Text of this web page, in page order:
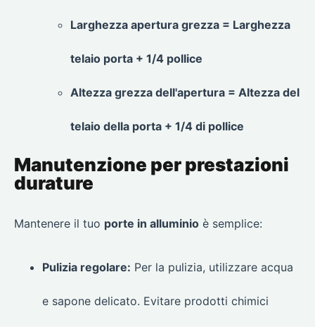
Larghezza apertura grezza = Larghezza
telaio porta + 1/4 pollice
Altezza grezza dell'apertura = Altezza del
telaio della porta + 1/4 di pollice
Manutenzione per prestazioni
durature
Mantenere il tuo porte in alluminio è semplice:
Pulizia regolare: Per la pulizia, utilizzare acqua
e sapone delicato. Evitare prodotti chimici